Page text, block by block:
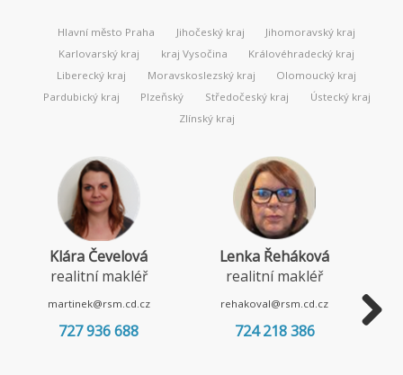
Hlavní město Praha Jihočeský kraj
Jihomoravský kraj
Karlovarský kraj
kraj Vysočina
Královéhradecký kraj
Liberecký kraj
Moravskoslezský kraj
Olomoucký kraj
Pardubický kraj
Plzeňský Středočeský kraj
Ústecký kraj
Zlínský kraj
Klára Čevelová
realitní makléř
martinek@rsm.cd.cz
727 936 688
Lenka Řeháková
realitní makléř
rehakoval@rsm.cd.cz
724 218 386